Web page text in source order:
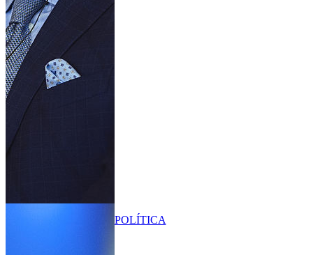
POLÍTICA